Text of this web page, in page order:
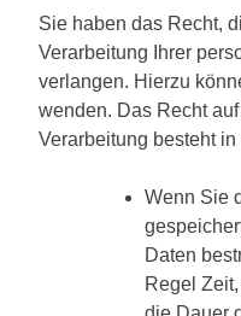
Sie haben das Recht,
Verarbeitung Ihrer
verlangen. Hierzu
wenden. Das Recht
Verarbeitung besteht
Wenn Sie
Daten
Regel